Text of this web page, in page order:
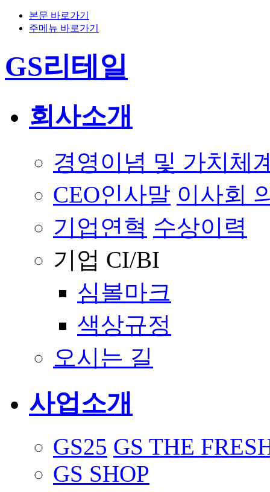
본문 바로가기
주메뉴 바로가기
GS리테일
회사소개
경영이념 및 가치체
CEO인사말 이사회
기업연혁 수상이력
기업 CI/BI
심볼마크
색상규정
오시는 길
사업소개
GS25 GS THE
GS SHOP